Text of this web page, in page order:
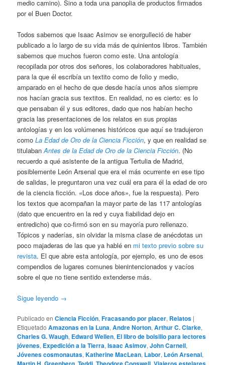
medio camino). Sino a toda una panoplia de productos firmados
por el Buen Doctor.
Todos sabemos que Isaac Asimov se enorgulleció de haber
publicado a lo largo de su vida más de quinientos libros. También
sabemos que muchos fueron como este. Una antología
recopilada por otros dos señores, los colaboradores habituales,
para la que él escribía un textito como de folio y medio,
amparado en el hecho de que desde hacía unos años siempre
nos hacían gracia sus textitos. En realidad, no es cierto: es lo
que pensaban él y sus editores, dado que nos habían hecho
gracia las presentaciones de los relatos en sus propias
antologías y en los volúmenes históricos que aquí se tradujeron
comoLa Edad de Oro de la Ciencia Ficción, y que en realidad se
titulabanAntes de la Edad de Oro de la Ciencia Ficción. (No
recuerdo a qué asistente de la antigua Tertulia de Madrid,
posiblemente León Arsenal que era el más ocurrente en ese tipo
de salidas, le preguntaron una vez cuál era para él la edad de oro
de la ciencia ficción. «Los doce años», fue la respuesta). Pero
los textos que acompañan la mayor parte de las 117 antologías
(dato que encuentro en la red y cuya fiabilidad dejo en
entredicho) que co-firmó son en su mayoría puro rellenazo.
Tópicos y naderías, sin olvidar la misma clase de anécdotas un
poco majaderas de las que ya hablé en mi texto previo sobre su
revista. El que abre esta antología, por ejemplo, es uno de esos
compendios de lugares comunes bienintencionados y vacíos
sobre el que no tiene sentido extenderse más.
Sigue leyendo →
Publicado en Ciencia Ficción,Fracasando por placer, Relatos |
Etiquetado Amazonas en la Luna,Andre Norton,Arthur C. Clarke,
Charles G. Waugh, Edward Wellen, El libro de bolsillo para lectores
jóvenes, Expedición a la Tierra,Isaac Asimov,John Carnell,
Jóvenes cosmonautas,Katherine MacLean, Labor, León Arsenal,